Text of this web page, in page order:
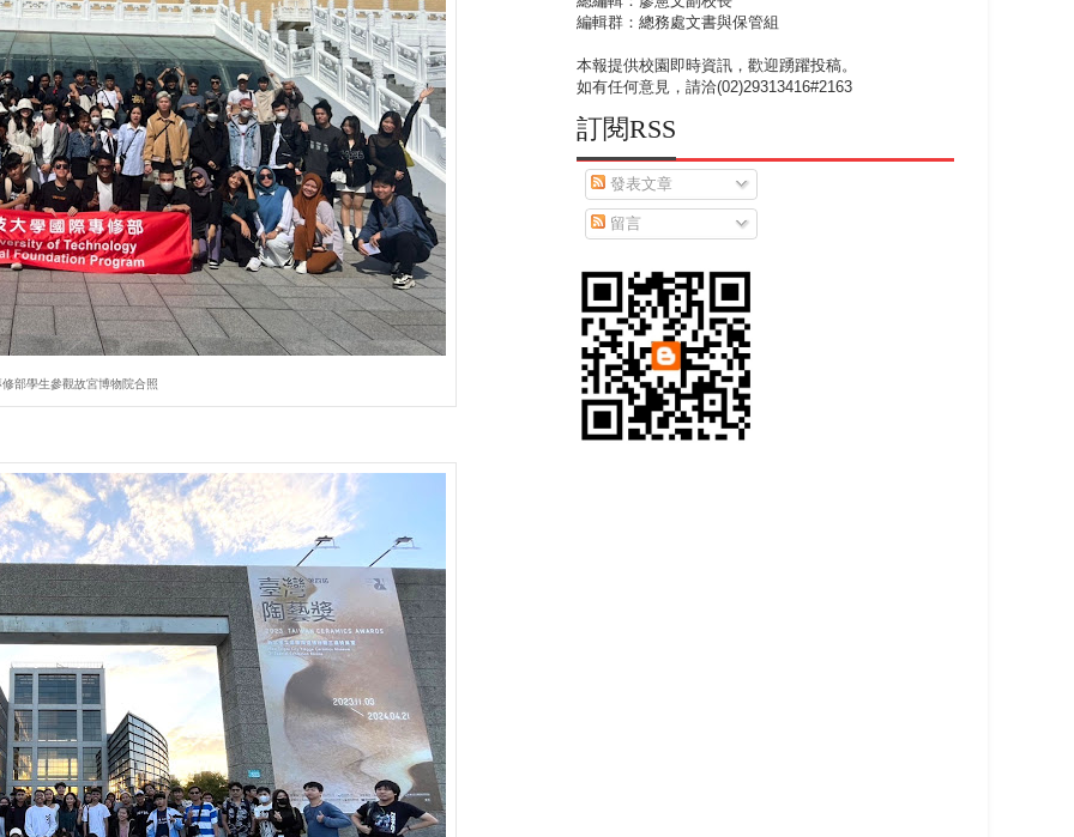
修部學生參觀故宮博物院合照
編輯群：總務處文書與保管組
本報提供校園即時資訊，歡迎踴躍投稿。
如有任何意見，請洽(02)29313416#2163
訂閱RSS
發表文章
留言